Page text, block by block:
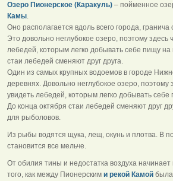
Озеро Пионерское (Каракуль) – пойменное
Камы.
Оно располагается вдоль всего города,
Это довольно неглубокое озеро, поэтому здесь
лебедей, которым легко добывать себе пищу на
стаи лебедей сменяют друг друга.
Один из самых крупных водоемов в городе
деревнях. Довольно неглубокое озеро, поэтому
увидеть лебедей, которым легко добывать
До конца октября стаи лебедей сменяют друг
для рыболовов.
Из рыбы водятся щука, лещ, окунь и плотва. В
становится все мельче.
От обилия тины и недостатка воздуха
того, как между Пионерским и рекой Камой была